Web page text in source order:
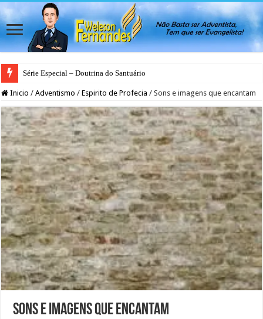
Série Especial – Doutrina do Santuário
Inicio / Adventismo / Espirito de Profecia / Sons e imagens que encantam
Sons e imagens que encantam